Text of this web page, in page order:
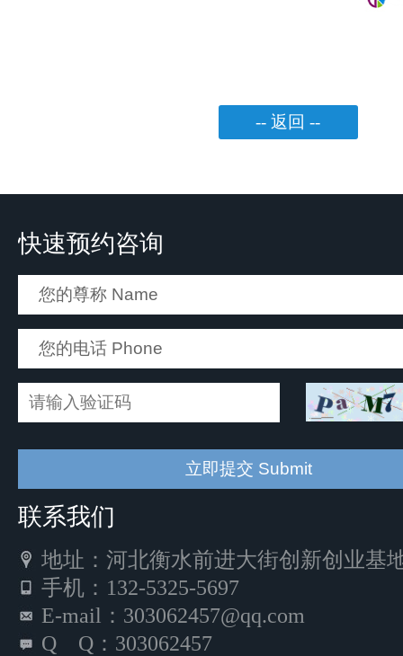
-- 返回 --
快速预约咨询
联系我们
地址：河北衡水前进大街创新创业基
手机：132-5325-5697
E-mail：303062457@qq.com
Q Q：303062457